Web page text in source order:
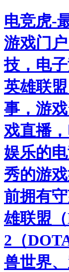
电竞虎-
游戏门
技，电
英雄联
事，游
戏直播
娱乐的
秀的游
前拥有
雄联盟
2（
兽世界